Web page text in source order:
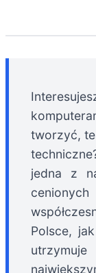
tworzyć,
jedna z
Polsce,